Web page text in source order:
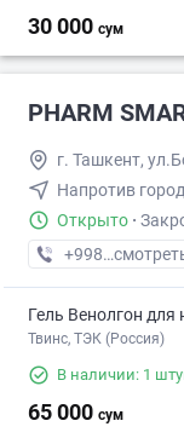
30 000 сум
PHARM
г. Ташкент,
Напротив
Открыто ·
+998 (55) XXX-
Гель Венолгон для
Твинс, ТЭК (Россия)
В наличии: 1
65 000 сум